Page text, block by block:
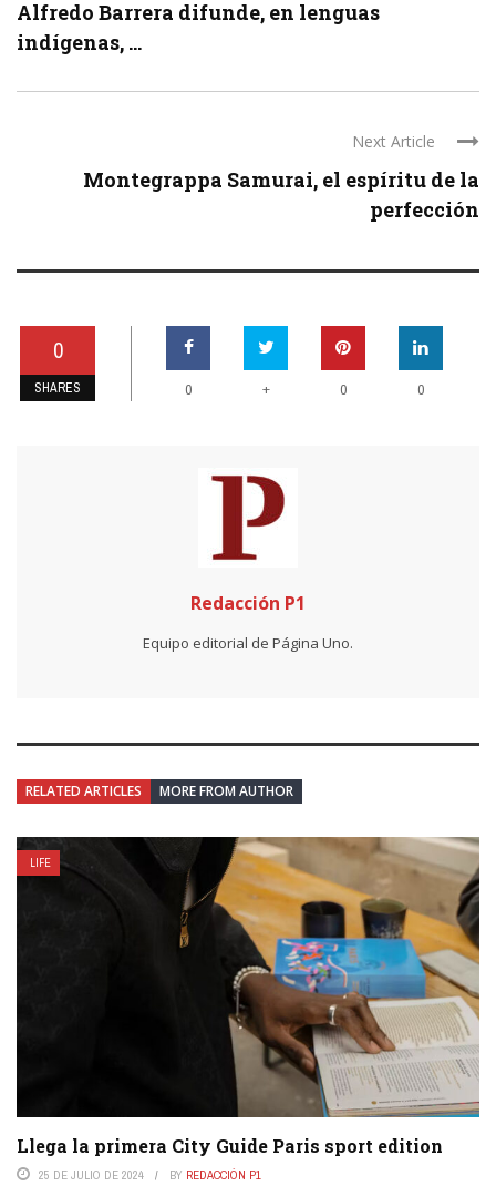
Alfredo Barrera difunde, en lenguas
indígenas, ...
Next Article
Montegrappa Samurai, el espíritu de la
perfección
0
SHARES 0 + 0 0
Redacción P1
Equipo editorial de Página Uno.
RELATED ARTICLES MORE FROM AUTHOR
LIFE
Llega la primera City Guide Paris sport edition
25 DE JULIO DE 2024 BY REDACCIÓN P1